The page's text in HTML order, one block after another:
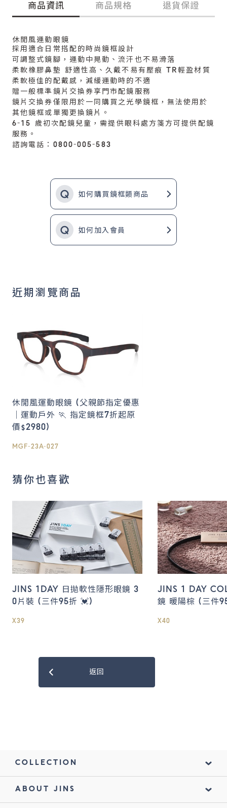
商品資訊 商品規格 退貨保證
休閒風運動眼鏡
採用適合日常搭配的時尚鏡框設計
可調整式鏡腳，運動中晃動、流汗也不易滑落
柔軟橡膠鼻墊 舒適性高、久戴不易有壓痕 TR輕盈材質
柔軟極佳的配戴感，減緩運動時的不適
贈一般標準鏡片交換券享門市配鏡服務
鏡片交換券僅限用於一同購買之光學鏡框，無法使用於
其他鏡框或單獨更換鏡片。
6-15 歲初次配鏡兒童，需提供眼科處方箋方可提供配鏡
服務。
諮詢電話：0800-005-583
如何購買鏡框類商品
如何加入會員
近期瀏覽商品
休閒風運動眼鏡 (父親節指定優惠
｜運動戶外 🏃 指定鏡框7折起原
價$2980)
MGF-23A-027
猜你也喜歡
JINS 1DAY 日拋軟性隱形眼鏡 3
0片裝 (三件95折 💓)
X39
JINS 1 DAY
鏡 暖陽棕 (三件
X40
返回
COLLECTION
ABOUT JINS